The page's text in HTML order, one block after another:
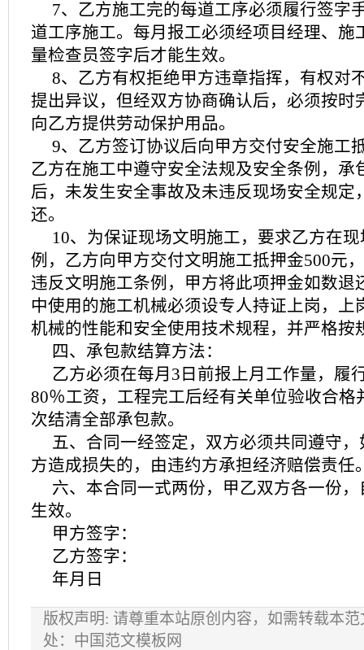
7、乙方施工完的每道工序必须履行签字
道工序施工。每月报工必须经项目经理、施
量检查员签字后才能生效。
8、乙方有权拒绝甲方违章指挥，有权对
提出异议，但经双方协商确认后，必须按时
向乙方提供劳动保护用品。
9、乙方签订协议后向甲方交付安全施工
乙方在施工中遵守安全法规及安全条例，承
后，未发生安全事故及未违反现场安全规定
还。
10、为保证现场文明施工，要求乙方在
例，乙方向甲方交付文明施工抵押金500元
违反文明施工条例，甲方将此项押金如数退
中使用的施工机械必须设专人持证上岗，上
机械的性能和安全使用技术规程，并严格按
四、承包款结算方法：
乙方必须在每月3日前报上月工作量，履
80％工资，工程完工后经有关单位验收合格
次结清全部承包款。
五、合同一经签定，双方必须共同遵守
方造成损失的，由违约方承担经济赔偿责任
六、本合同一式两份，甲乙双方各一份
生效。
甲方签字：
乙方签字：
年月日
版权声明: 请尊重本站原创内容，如需转载本
处：中国范文模板网